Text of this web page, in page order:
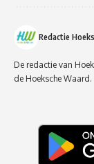
Redactie
De redactie van
de Hoeksche Waard.